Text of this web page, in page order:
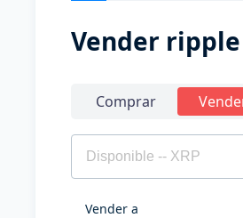
Vender
Comprar
Vender a